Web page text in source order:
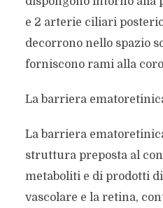
e 2 arterie ciliari
decorrono nello spazio
forniscono rami alla
La barriera
La barriera
struttura preposta al
metaboliti e di prodotti
vascolare e la retina,